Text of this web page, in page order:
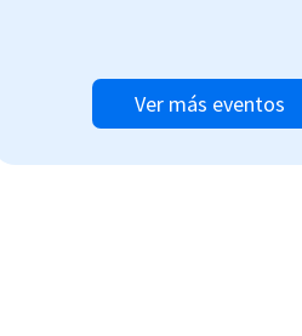
Ver más eventos